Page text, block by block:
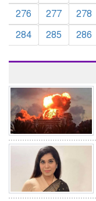
276
277 278
284
285 286